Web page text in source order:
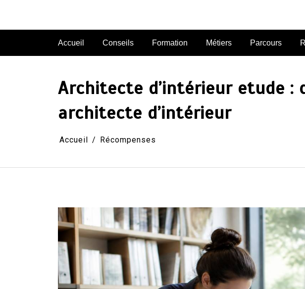
Accueil Conseils Formation Métiers Parcours
Architecte d’intérieur etude :
architecte d’intérieur
Accueil Récompenses